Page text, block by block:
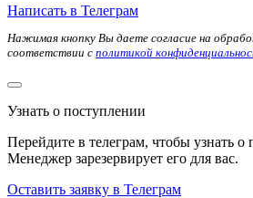
Написать в Телеграм
Нажимая кнопку Вы даете согласие на
соответствии с политикой
Узнать о поступлении
Перейдите в телеграм, чтобы узнать о
Менеджер зарезервирует его для вас.
Оставить заявку в Телеграм